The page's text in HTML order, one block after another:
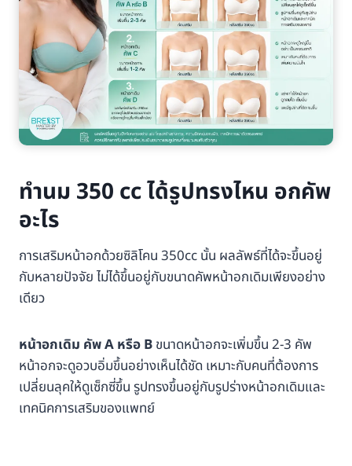
ทำนม 350 cc ได้รูปทรงไหน อกคัพ
อะไร
การเสริมหน้าอกด้วยซิลิโคน 350cc นั้น ผลลัพธ์ที่ได้จะขึ้นอยู่
กับหลายปัจจัย ไม่ได้ขึ้นอยู่กับขนาดคัพหน้าอกเดิมเพียงอย่าง
เดียว
หน้าอกเดิม คัพ A หรือ Bขนาดหน้าอกจะเพิ่มขึ้น 2-3 คัพ
หน้าอกจะดูอวบอิ่มขึ้นอย่างเห็นได้ชัด เหมาะกับคนที่ต้องการ
เปลี่ยนลุคให้ดูเซ็กซี่ขึ้น รูปทรงขึ้นอยู่กับรูปร่างหน้าอกเดิมและ
เทคนิคการเสริมของแพทย์